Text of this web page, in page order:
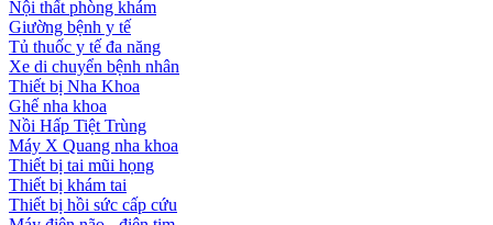
Nội thất phòng khám
Giường bệnh y tế
Tủ thuốc y tế đa năng
Xe di chuyển bệnh nhân
Thiết bị Nha Khoa
Ghế nha khoa
Nồi Hấp Tiệt Trùng
Máy X Quang nha khoa
Thiết bị tai mũi họng
Thiết bị khám tai
Thiết bị hồi sức cấp cứu